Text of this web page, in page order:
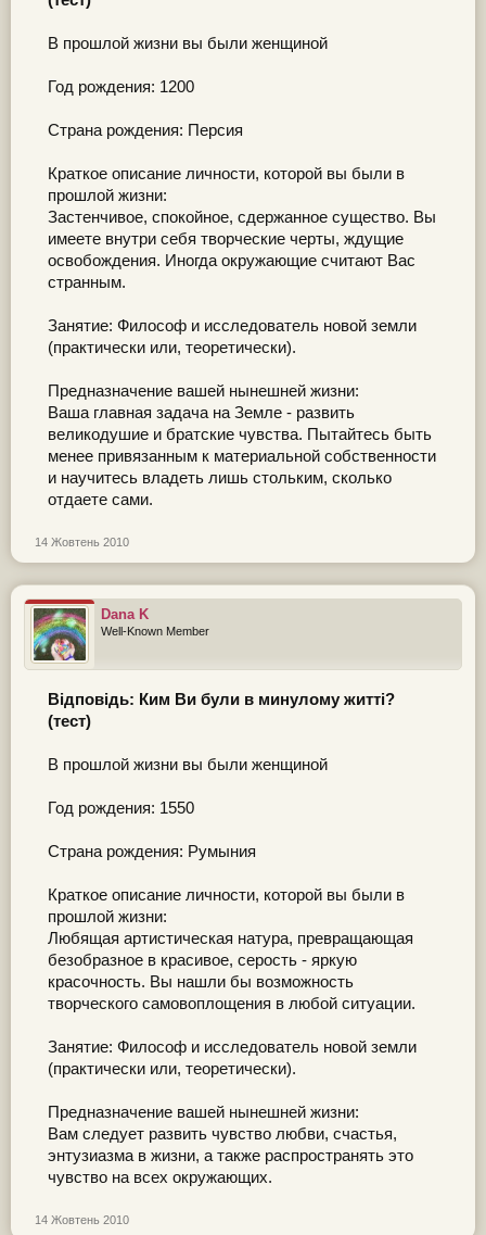
В прошлой жизни вы были женщиной
Год рождения: 1200
Страна рождения: Персия
Краткое описание личности, которой вы были в
прошлой жизни:
Застенчивое, спокойное, сдержанное существо. Вы
имеете внутри себя творческие черты, ждущие
освобождения. Иногда окружающие считают Вас
странным.
Занятие: Философ и исследователь новой земли
(практически или, теоретически).
Предназначение вашей нынешней жизни:
Ваша главная задача на Земле - развить
великодушие и братские чувства. Пытайтесь быть
менее привязанным к материальной собственности
и научитесь владеть лишь стольким, сколько
отдаете сами.
14 Жовтень 2010
Dana K
Well-Known Member
Відповідь: Ким Ви були в минулому житті?
(тест)
В прошлой жизни вы были женщиной
Год рождения: 1550
Страна рождения: Румыния
Краткое описание личности, которой вы были в
прошлой жизни:
Любящая артистическая натура, превращающая
безобразное в красивое, серость - яркую
красочность. Вы нашли бы возможность
творческого самовоплощения в любой ситуации.
Занятие: Философ и исследователь новой земли
(практически или, теоретически).
Предназначение вашей нынешней жизни:
Вам следует развить чувство любви, счастья,
энтузиазма в жизни, а также распространять это
чувство на всех окружающих.
14 Жовтень 2010